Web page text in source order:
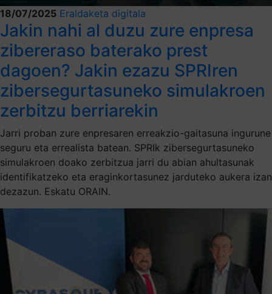
18/07/2025 Eraldaketa digitala
Jakin nahi al duzu zure enpresa
zibereraso baterako prest
dagoen? Jakin ezazu SPRIren
zibersegurtasuneko simulakroen
zerbitzu berriarekin
Jarri proban zure enpresaren erreakzio-gaitasuna ingurune
seguru eta errealista batean. SPRIk zibersegurtasuneko
simulakroen doako zerbitzua jarri du abian ahultasunak
identifikatzeko eta eraginkortasunez jarduteko aukera izan
dezazun. Eskatu ORAIN.